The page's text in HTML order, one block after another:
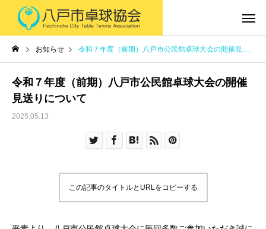
お知らせ 令和７年度（前期）八戸市公民館卓球大会の開催見送りについて
令和７年度（前期）八戸市公民館卓球大会の開催
見送りについて
2025.05.13
この記事のタイトルとURLをコピーする